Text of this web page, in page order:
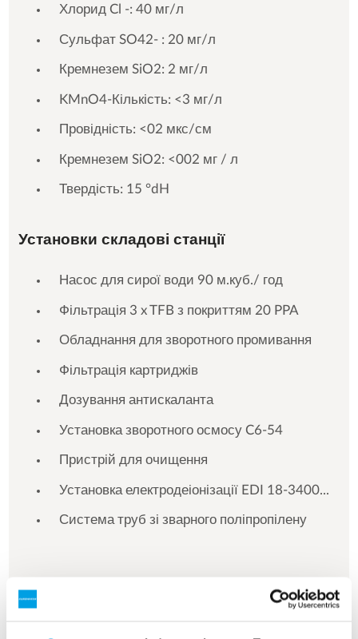
Хлорид Cl -: 40 мг/л
Сульфат SO42- : 20 мг/л
Кремнезем SiO2: 2 мг/л
KMnO4-Кількість: <3 мг/л
Провідність: <02 мкс/см
Кремнезем SiO2: <002 мг / л
Твердість: 15 °dH
Установки складові станції
Насос для сирої води 90 м.куб./ год
Фільтрація 3 x TFB з покриттям 20 PPA
Обладнання для зворотного промивання
Фільтрація картриджів
Дозування антискаланта
Установка зворотного осмосу C6-54
Пристрій для очищення
Установка електродеіонізації EDI 18-3400...
Система труб зі зварного поліпропілену